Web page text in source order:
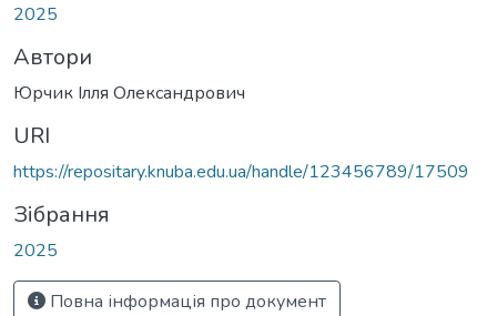
2025
Автори
Юрчик Ілля Олександрович
URI
https://repositary.knuba.edu.ua/handle/123456789/17509
Зібрання
2025
Повна інформація про документ